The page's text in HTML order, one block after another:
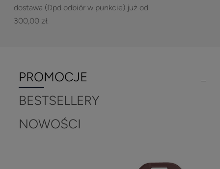
dostawa (Dpd odbiór w punkcie) już od
300,00 zł.
PROMOCJE
NOWOŚCI
BESTSELLERY